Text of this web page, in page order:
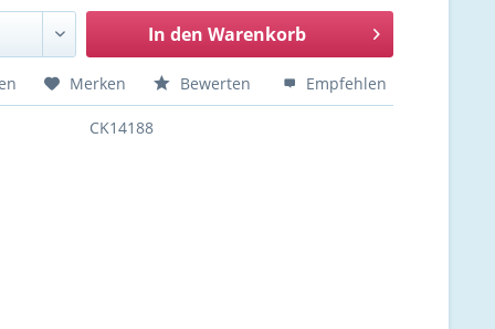
In den Warenkorb
Merken Bewerten Empfehlen
CK14188